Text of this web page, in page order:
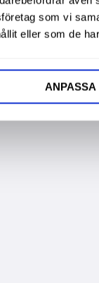
som vi
eller som de
ANPASSA